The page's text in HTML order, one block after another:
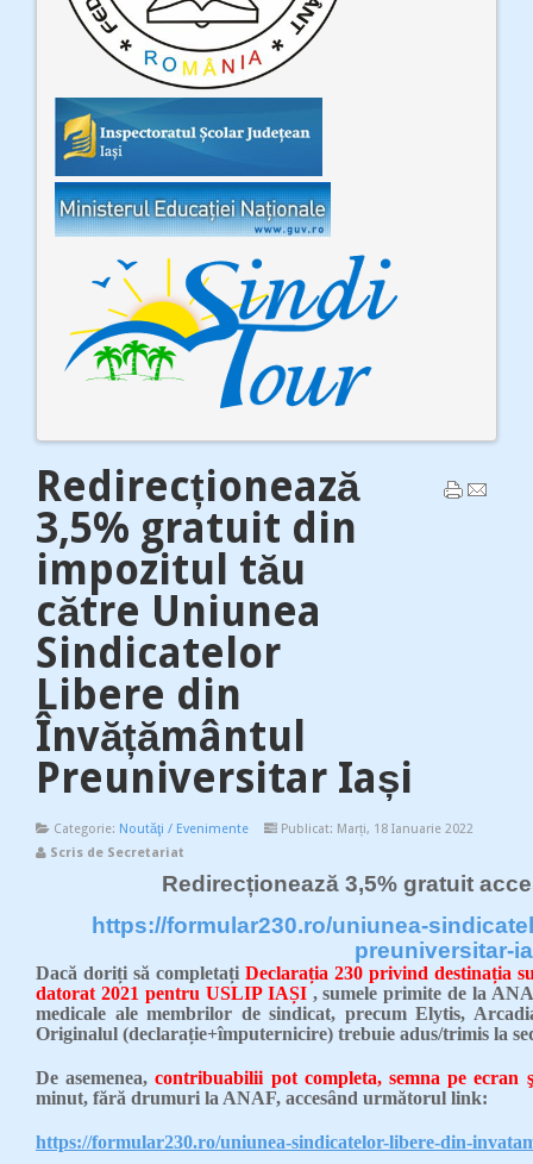
Redirecționează
3,5% gratuit din
impozitul tău
către Uniunea
Sindicatelor
Libere din
Învățământul
Preuniversitar Iași
Categorie: Noutăţi / Evenimente
Publicat: Marți, 18 Ianuarie 2022
Scris de Secretariat
Redirecționează 3,5% gratuit
https://formular230.ro/uniunea-
preuniversitar-
Dacă doriți să completațiDeclarația 230 privind destinația
datorat 2021 pentru USLIP IAȘI, sumele primite de la
medicale ale membrilor de sindicat, precum Elytis,
Originalul (declarație+împuternicire) trebuie adus/trimis la
De asemenea,contribuabilii pot completa, semna pe
minut, fără drumuri la ANAF, accesȃnd următorul link:
https://formular230.ro/uniunea-sindicatelor-libere-din-